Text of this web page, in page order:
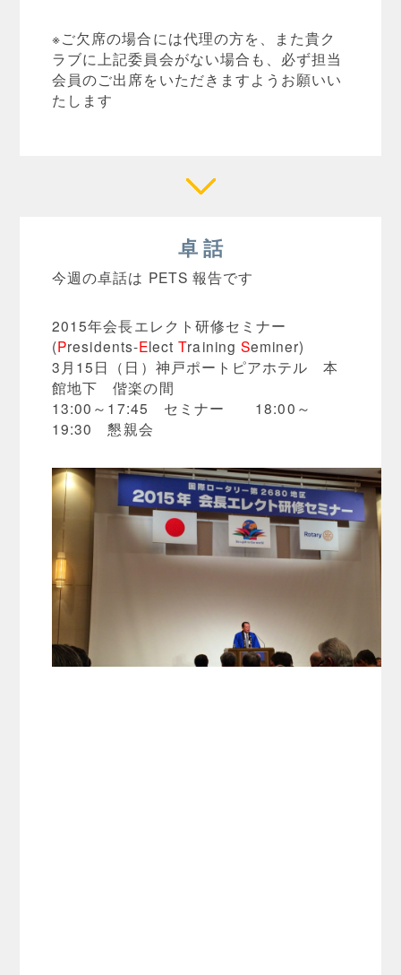
※ご欠席の場合には代理の方を、また貴ク
ラブに上記委員会がない場合も、必ず担当
会員のご出席をいただきますようお願いい
たします
卓 話
今週の卓話は PETS 報告です
2015年会長エレクト研修セミナー
(Presidents-ElectTraining Seminer)
3月15日（日）神戸ポートピアホテル 本
館地下 偕楽の間
13:00～17:45 セミナー 18:00～
19:30 懇親会